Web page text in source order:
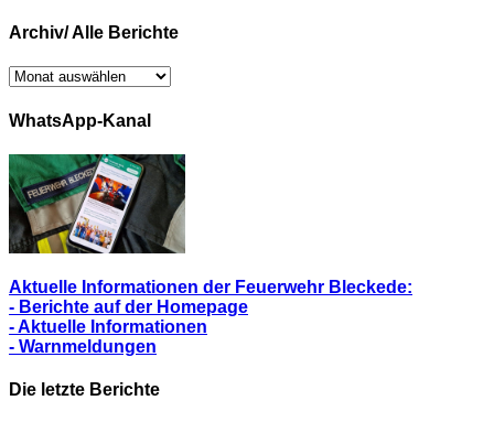
Archiv/ Alle Berichte
Archiv/
Berichte
WhatsApp-Kanal
Aktuelle Informationen der Feuerwehr Bleckede:
- Berichte auf der Homepage
- Aktuelle Informationen
- Warnmeldungen
Die letzte Berichte